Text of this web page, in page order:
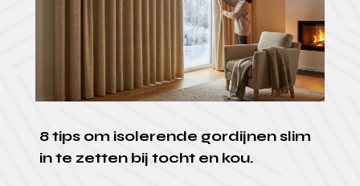
8 tips om isolerende gordijnen slim
in te zetten bij tocht en kou.